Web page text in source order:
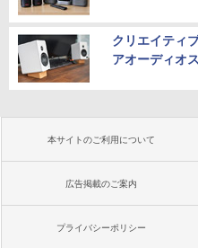
クリエイティ
アオーディオ
本サイトのご利用について
広告掲載のご案内
プライバシーポリシー